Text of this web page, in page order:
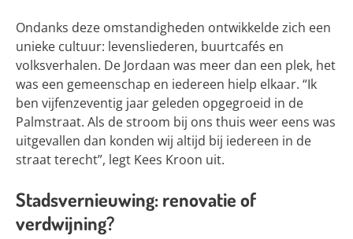
Ondanks deze omstandigheden ontwikkelde zich een
unieke cultuur: levensliederen, buurtcafés en
volksverhalen. De Jordaan was meer dan een plek, het
was een gemeenschap en iedereen hielp elkaar. “Ik
ben vijfenzeventig jaar geleden opgegroeid in de
Palmstraat. Als de stroom bij ons thuis weer eens was
uitgevallen dan konden wij altijd bij iedereen in de
straat terecht”, legt Kees Kroon uit.
Stadsvernieuwing: renovatie of
verdwijning?